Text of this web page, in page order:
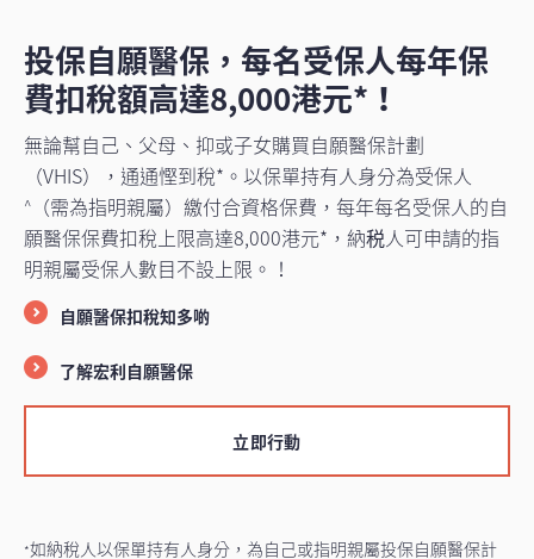
投保自願醫保，每名受保人每年保
費扣稅額高達8,000港元*！
無論幫自己、父母、抑或子女購買自願醫保計劃
（VHIS），通通慳到稅*。以保單持有人身分為受保人
^
（需為指明親屬）繳付合資格保費，每年每名受保人的自
願醫保保費扣稅上限高達8,000港元*，納税人可申請的指
明親屬受保人數目不設上限。！
自願醫保扣稅知多啲
了解宏利自願醫保
立即行動
*如納稅人以保單持有人身分，為自己或指明親屬投保自願醫保計